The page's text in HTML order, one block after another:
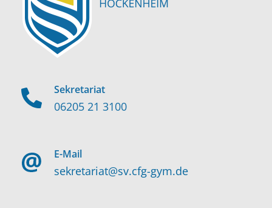
Sekretariat
06205 21 3100
E-Mail
sekretariat@sv.cfg-gym.de